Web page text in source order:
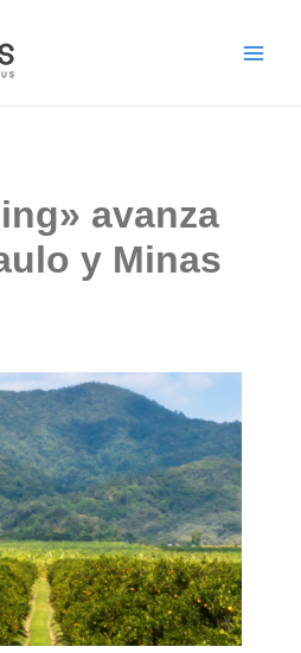
avanza
y Minas